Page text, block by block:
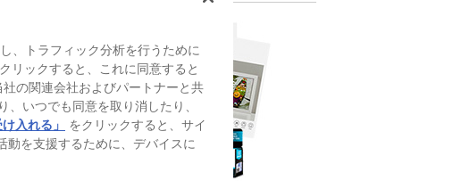
、トラフィック分析を行うために
リックすると、これに同意すると
社の関連会社およびパートナーと共
いつでも同意を取り消したり、
入れる」
をクリックすると、サイ
動を支援するために、デバイスに